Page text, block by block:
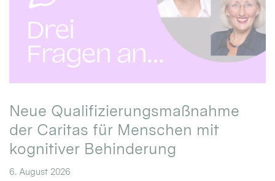
Neue Qualifizierungsmaßnahme
der Caritas für Menschen mit
kognitiver Behinderung
6. August 2026